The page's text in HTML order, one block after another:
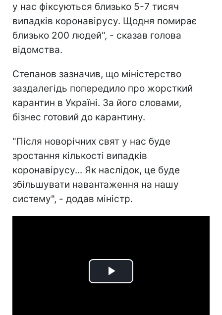
у нас фіксуються близько 5-7 тисяч
випадків коронавірусу. Щодня помирає
близько 200 людей", - сказав голова
відомства.
Степанов зазначив, що міністерство
заздалегідь попередило про жорсткий
карантин в Україні. За його словами,
бізнес готовий до карантину.
"Після новорічних свят у нас буде
зростання кількості випадків
коронавірусу... Як наслідок, це буде
збільшувати навантаження на нашу
систему", - додав міністр.
Play